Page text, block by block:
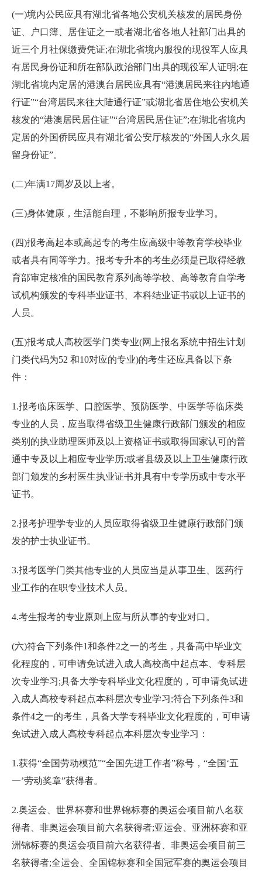
(一)境内公民应具有湖北省各地公安机关核发的居民身份
证、户口簿、居住证之一或者湖北省各地人社部门出具的
近三个月社保缴费凭证;在湖北省境内服役的现役军人应具
有居民身份证和所在部队政治部门出具的现役军人证明;在
湖北省境内定居的港澳台居民应具有“港澳居民来往内地通
行证”“台湾居民来往大陆通行证”或湖北省居住地公安机关
核发的“港澳居民居住证”“台湾居民居住证”;在湖北省境内
定居的外国侨民应具有湖北省公安厅核发的“外国人永久居
留身份证”。
(二)年满17周岁及以上者。
(三)身体健康，生活能自理，不影响所报专业学习。
(四)报考高起本或高起专的考生应高级中等教育学校毕业
或者具有同等学力。报考专升本的考生必须是已取得经教
育部审定核准的国民教育系列高等学校、高等教育自学考
试机构颁发的专科毕业证书、本科结业证书或以上证书的
人员。
(五)报考成人高校医学门类专业(网上报名系统中招生计划
门类代码为52 和10对应的专业)的考生还应具备以下条
件：
1.报考临床医学、口腔医学、预防医学、中医学等临床类
专业的人员，应当取得省级卫生健康行政部门颁发的相应
类别的执业助理医师及以上资格证书或取得国家认可的普
通中专及以上相应专业学历;或者县级及以上卫生健康行政
部门颁发的乡村医生执业证书并具有中专学历或中专水平
证书。
2.报考护理学专业的人员应取得省级卫生健康行政部门颁
发的护士执业证书。
3.报考医学门类其他专业的人员应当是从事卫生、医药行
业工作的在职专业技术人员。
4.考生报考的专业原则上应与所从事的专业对口。
(六)符合下列条件1和条件2之一的考生，具备高中毕业文
化程度的，可申请免试进入成人高校高中起点本、专科层
次专业学习;具备大学专科毕业文化程度的，可申请免试进
入成人高校专科起点本科层次专业学习;符合下列条件3和
条件4之一的考生，具备大学专科毕业文化程度的，可申请
免试进入成人高校专科起点本科层次专业学习：
1.获得“全国劳动模范”“全国先进工作者”称号，“全国‘五
一’劳动奖章”获得者。
2.奥运会、世界杯赛和世界锦标赛的奥运会项目前八名获
得者、非奥运会项目前六名获得者;亚运会、亚洲杯赛和亚
洲锦标赛的奥运会项目前六名获得者、非奥运会项目前三
名获得者;全运会、全国锦标赛和全国冠军赛的奥运会项目